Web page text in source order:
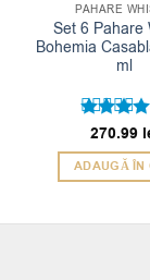
PAHARE
Set 6 Pahare
Bohemia
ml
Evaluat
5din 5
270.99
ADAUGĂ ÎN